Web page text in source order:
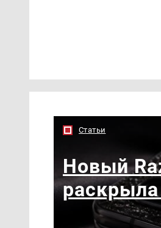
Статьи
Новый